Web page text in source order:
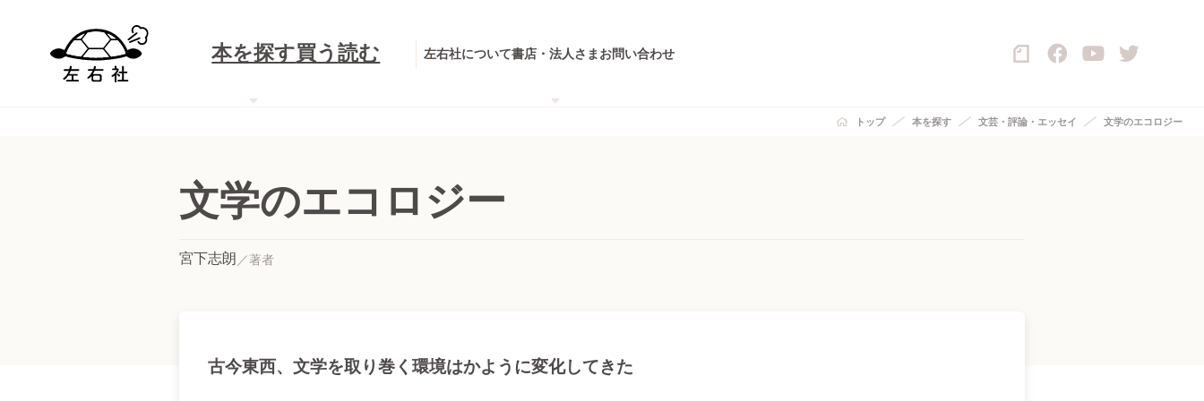
本を探す買う読む 左右社について書店・法人さまお問い合わせ
トップ 本を探す 文芸・評論・エッセイ 文学のエコロジー
文学のエコロジー
宮下志朗
古今東西、文学を取り巻く環境はかように変化してきた